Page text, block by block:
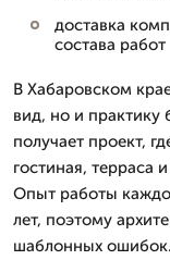
доставка
состава работ
В Хабаровском
вид, но и практику
получает проект,
гостиная, терраса
Опыт работы
лет, поэтому
шаблонных